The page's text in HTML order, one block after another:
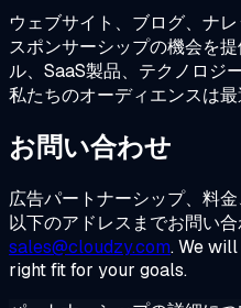
ウェブサイト、ブログ、ナ
スポンサーシップの機会を
ル、SaaS製品、テクノロジ
私たちのオーディエンスは最
お問い合わせ
広告パートナーシップ、料
以下のアドレスまでお問い合
sales@cloudzy.com. We
right fit for your goals.